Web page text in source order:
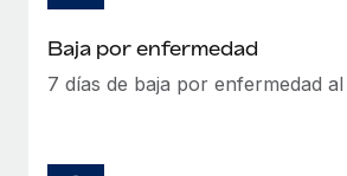
Gestiona las prestaciones de los
complicaciones.
todos los tamaños a contratar, gestionar
Más información
con Remote
Baja por enfermedad
7 días de baja por enfermedad